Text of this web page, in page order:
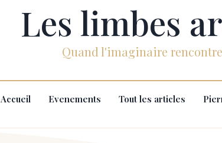
Les limbes
Quand l'imaginaire
Accueil Evenements Tout les articles